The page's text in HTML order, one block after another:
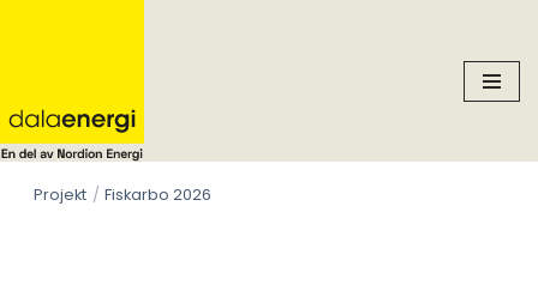
content
Projekt Fiskarbo 2026